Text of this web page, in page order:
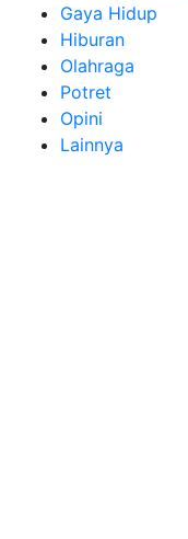
Gaya Hidup
Hiburan
Olahraga
Potret
Opini
Lainnya